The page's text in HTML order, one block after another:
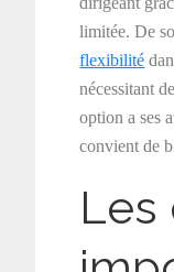
limitée. De
flexibilité
nécessitant
option a ses
convient de
Les